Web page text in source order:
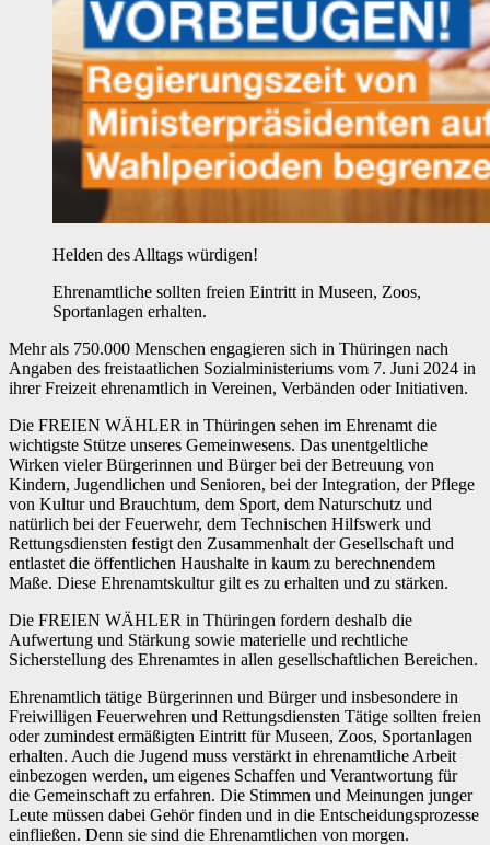
Helden des Alltags würdigen!
Ehrenamtliche sollten freien Eintritt in Museen, Zoos,
Sportanlagen erhalten.
Mehr als 750.000 Menschen engagieren sich in Thüringen nach
Angaben des freistaatlichen Sozialministeriums vom 7. Juni 2024 in
ihrer Freizeit ehrenamtlich in Vereinen, Verbänden oder Initiativen.
Die FREIEN WÄHLER in Thüringen sehen im Ehrenamt die
wichtigste Stütze unseres Gemeinwesens. Das unentgeltliche
Wirken vieler Bürgerinnen und Bürger bei der Betreuung von
Kindern, Jugendlichen und Senioren, bei der Integration, der Pflege
von Kultur und Brauchtum, dem Sport, dem Naturschutz und
natürlich bei der Feuerwehr, dem Technischen Hilfswerk und
Rettungsdiensten festigt den Zusammenhalt der Gesellschaft und
entlastet die öffentlichen Haushalte in kaum zu berechnendem
Maße. Diese Ehrenamtskultur gilt es zu erhalten und zu stärken.
Die FREIEN WÄHLER in Thüringen fordern deshalb die
Aufwertung und Stärkung sowie materielle und rechtliche
Sicherstellung des Ehrenamtes in allen gesellschaftlichen Bereichen.
Ehrenamtlich tätige Bürgerinnen und Bürger und insbesondere in
Freiwilligen Feuerwehren und Rettungsdiensten Tätige sollten freien
oder zumindest ermäßigten Eintritt für Museen, Zoos, Sportanlagen
erhalten. Auch die Jugend muss verstärkt in ehrenamtliche Arbeit
einbezogen werden, um eigenes Schaffen und Verantwortung für
die Gemeinschaft zu erfahren. Die Stimmen und Meinungen junger
Leute müssen dabei Gehör finden und in die Entscheidungsprozesse
einfließen. Denn sie sind die Ehrenamtlichen von morgen.